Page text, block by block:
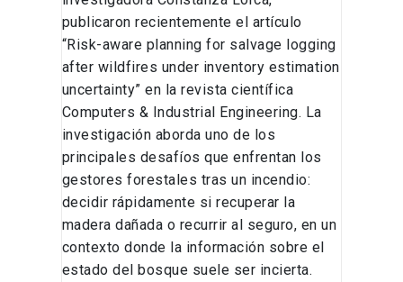
publicaron recientemente el artículo
“Risk-aware planning for salvage logging
after wildfires under inventory estimation
uncertainty” en la revista científica
Computers & Industrial Engineering. La
investigación aborda uno de los
principales desafíos que enfrentan los
gestores forestales tras un incendio:
decidir rápidamente si recuperar la
madera dañada o recurrir al seguro, en un
contexto donde la información sobre el
estado del bosque suele ser incierta.